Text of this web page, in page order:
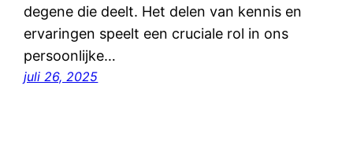
degene die deelt. Het delen van kennis en
ervaringen speelt een cruciale rol in ons
persoonlijke…
juli 26, 2025